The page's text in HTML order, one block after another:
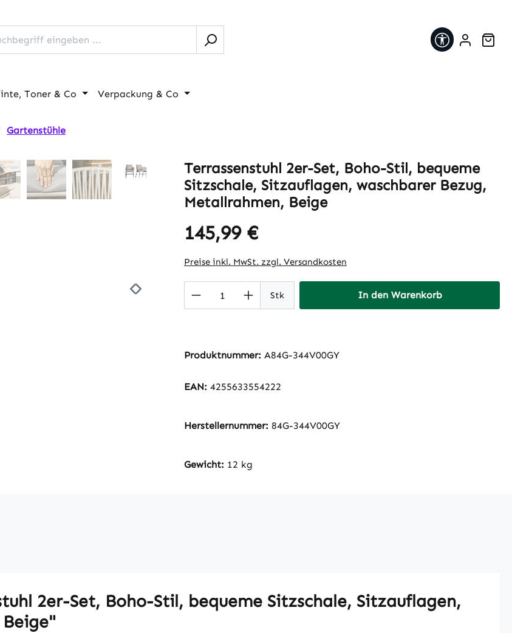
Toner & Co Verpackung & Co
Gartenstühle
Terrassenstuhl 2er-Set, Boho-Stil, bequeme
Sitzschale, Sitzauflagen, waschbarer Bezug,
Metallrahmen, Beige
Regulärer Preis:
145,99 €
Preise inkl. MwSt. zzgl. Versandkosten
Produkt Anzahl: Gib den gewünschten Wert
Stk In den Warenkorb
Produktnummer: A84G-344V00GY
EAN: 4255633554222
Herstellernummer: 84G-344V00GY
Gewicht: 12 kg
2er-Set, Boho-Stil, bequeme Sitzschale, Sitzauflagen,